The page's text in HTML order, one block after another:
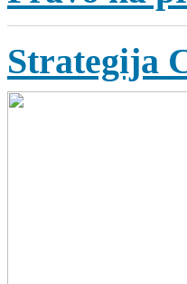
Strategija